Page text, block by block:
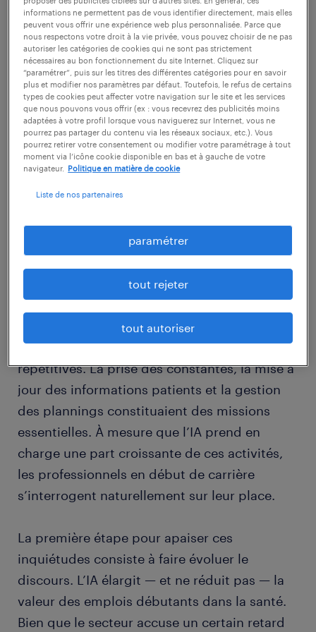
Pour les responsables RH, le véritable enjeu
est clair. Accompagner les collaborateurs
débutants dans la transformation digitale est
désormais un levier central pour construire
des effectifs résilients et prêts pour l’avenir.
Cet article présente des actions concrètes
permettant aux RH de répondre aux
préoccupations des salariés et de préparer
comment l’IA aide les métiers de
la santé à rester centrés sur
Avant l’adoption de l’IA, les postes débutants
étaient souvent définis par des tâches
répétitives. La prise des constantes, la mise à
jour des informations patients et la gestion
des plannings constituaient des missions
essentielles. À mesure que l’IA prend en
charge une part croissante de ces activités,
les professionnels en début de carrière
s’interrogent naturellement sur leur place.
La première étape pour apaiser ces
inquiétudes consiste à faire évoluer le
discours. L’IA élargit — et ne réduit pas — la
valeur des emplois débutants dans la santé.
Bien que le secteur accuse un certain retard
informations ne permettent pas de vous identifier directement, mais elles
peuvent vous offrir une expérience web plus personnalisée. Parce que
nous respectons votre droit à la vie privée, vous pouvez choisir de ne pas
autoriser les catégories de cookies qui ne sont pas strictement
nécessaires au bon fonctionnement du site Internet. Cliquez sur
“paramétrer”, puis sur les titres des différentes catégories pour en savoir
plus et modifier nos paramètres par défaut. Toutefois, le refus de certains
types de cookies peut affecter votre navigation sur le site et les services
que nous pouvons vous offrir (ex : vous recevrez des publicités moins
adaptées à votre profil lorsque vous naviguerez sur Internet, vous ne
pourrez pas partager du contenu via les réseaux sociaux, etc.). Vous
pourrez retirer votre consentement ou modifier votre paramétrage à tout
moment via l’icône cookie disponible en bas et à gauche de votre
navigateur.
Politique en matière de cookie
Liste de nos partenaires
paramétrer
tout rejeter
tout autoriser